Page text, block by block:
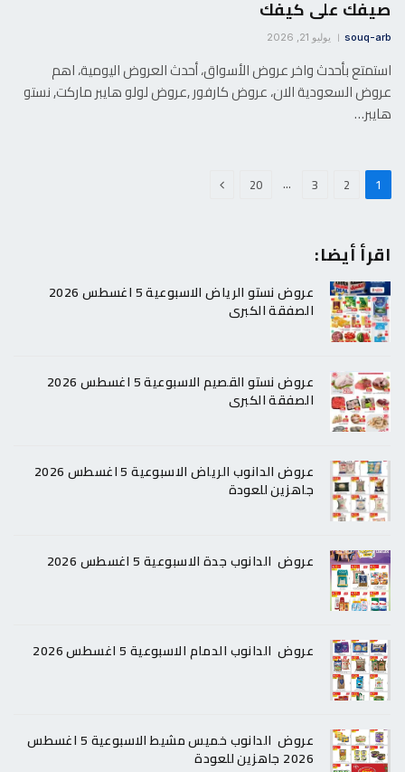
صيفك على كيفك
souq-arb يوليو 21, 2026
استمتع بأحدث واخر عروض الأسواق، أحدث العروض اليومية، اهم
عروض السعودية الان، عروض كارفور ,عروض لولو هايبر ماركت, نستو
هايبر…
1
2
3
…
20 التالي
اقرأ أيضا:
عروض نستو الرياض الاسبوعية 5 اغسطس 2026
الصفقة الكبرى
عروض نستو القصيم الاسبوعية 5 اغسطس 2026
الصفقة الكبرى
عروض الدانوب الرياض الاسبوعية 5 اغسطس 2026
جاهزين للعودة
عروض الدانوب جدة الاسبوعية 5 اغسطس 2026
عروض الدانوب الدمام الاسبوعية 5 اغسطس 2026
عروض الدانوب خميس مشيط الاسبوعية 5 اغسطس
2026 جاهزين للعودة